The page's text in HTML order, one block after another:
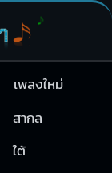
เพลงใหม่
สากล
ใต้